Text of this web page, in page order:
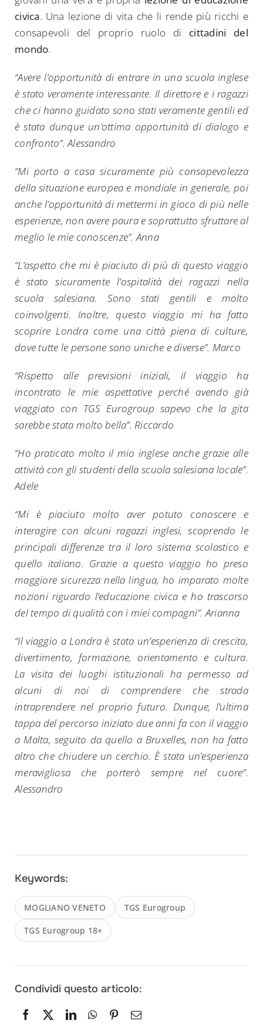
civica. Una lezione di vita che li rende più ricchi e
consapevoli del proprio ruolo di cittadini del
mondo.
“Avere l’opportunità di entrare in una scuola inglese
è stato veramente interessante. Il direttore e i ragazzi
che ci hanno guidato sono stati veramente gentili ed
è stata dunque un’ottima opportunità di dialogo e
confronto”. Alessandro
“Mi porto a casa sicuramente più consapevolezza
della situazione europea e mondiale in generale, poi
anche l’opportunità di mettermi in gioco di più nelle
esperienze, non avere paura e soprattutto sfruttare al
meglio le mie conoscenze”. Anna
“L’aspetto che mi è piaciuto di più di questo viaggio
è stato sicuramente l’ospitalità dei ragazzi nella
scuola salesiana. Sono stati gentili e molto
coinvolgenti. Inoltre, questo viaggio mi ha fatto
scoprire Londra come una città piena di culture,
dove tutte le persone sono uniche e diverse”. Marco
“Rispetto alle previsioni iniziali, il viaggio ha
incontrato le mie aspettative perché avendo già
viaggiato con TGS Eurogroup sapevo che la gita
sarebbe stata molto bella”. Riccardo
“Ho praticato molto il mio inglese anche grazie alle
attività con gli studenti della scuola salesiana locale”.
Adele
“Mi è piaciuto molto aver potuto conoscere e
interagire con alcuni ragazzi inglesi, scoprendo le
principali differenze tra il loro sistema scolastico e
quello italiano. Grazie a questo viaggio ho preso
maggiore sicurezza nella lingua, ho imparato molte
nozioni riguardo l’educazione civica e ho trascorso
del tempo di qualità con i miei compagni”. Arianna
“Il viaggio a Londra è stata un’esperienza di crescita,
divertimento, formazione, orientamento e cultura.
La visita dei luoghi istituzionali ha permesso ad
alcuni di noi di comprendere che strada
intraprendere nel proprio futuro. Dunque, l’ultima
tappa del percorso iniziato due anni fa con il viaggio
a Malta, seguito da quello a Bruxelles, non ha fatto
altro che chiudere un cerchio. È stata un’esperienza
meravigliosa che porterò sempre nel cuore”.
Alessandro
Keywords:
MOGLIANO VENETO TGS Eurogroup
TGS Eurogroup 18+
Condividi questo articolo:
Search
for: